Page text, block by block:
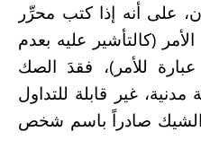
على أنه إذا كتب محرِّر
(كالتأشير عليه بعدم
للأمر)، فقدَ الصك
غير قابلة للتداول
الشيك صادراً باسم شخص